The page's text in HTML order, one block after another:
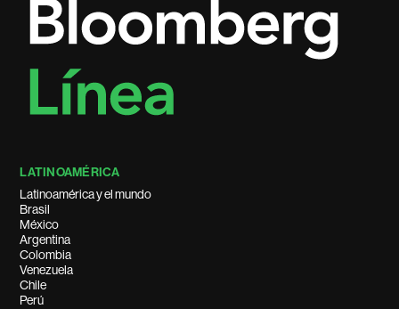
LATINOAMÉRICA
Latinoamérica y el mundo
Brasil
México
Argentina
Colombia
Venezuela
Chile
Perú